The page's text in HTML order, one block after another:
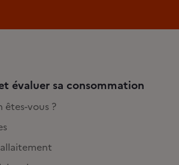
évaluer sa consommation
êtes-vous ?